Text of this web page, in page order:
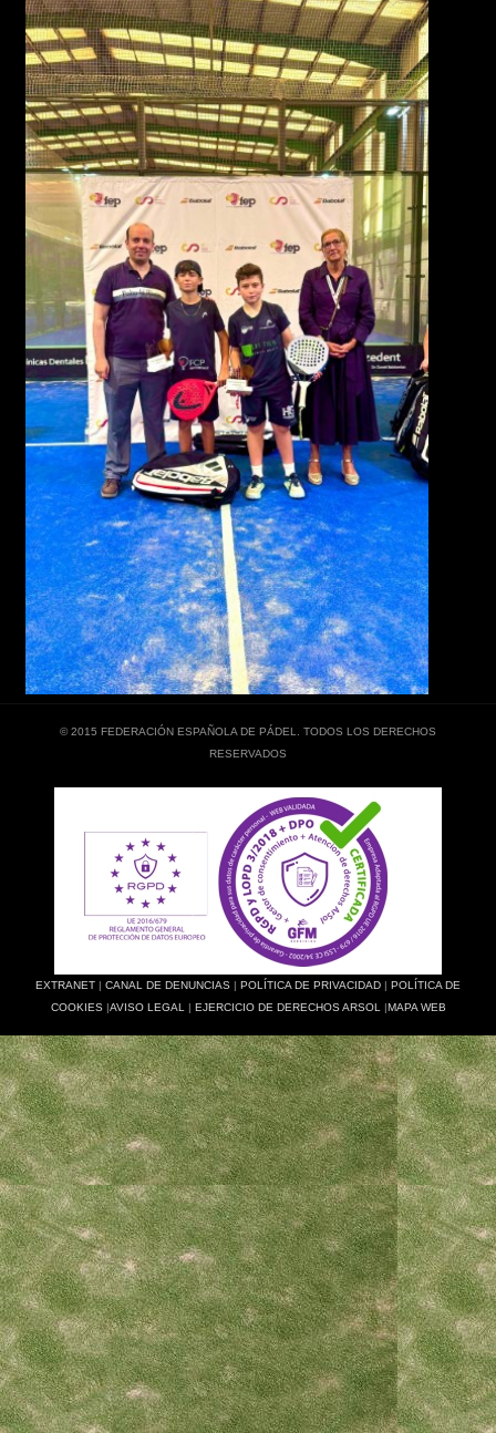
© 2015 FEDERACIÓN ESPAÑOLA DE PÁDEL. TODOS LOS DERECHOS
RESERVADOS
EXTRANET | CANAL DE DENUNCIAS | POLÍTICA DE PRIVACIDAD | POLÍTICA DE
COOKIES|AVISO LEGAL | EJERCICIO DE DERECHOS ARSOL |MAPA WEB